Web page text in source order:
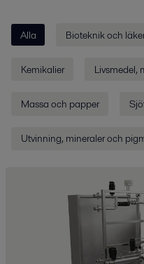
Alla Bioteknik och
Kemikalier Livsmedel,
Massa och papper
Utvinning, mineraler och